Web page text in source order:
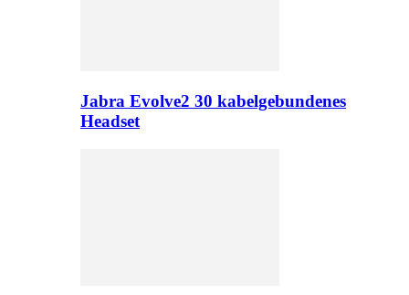
Jabra Evolve2 30 kabelgebundenes
Headset